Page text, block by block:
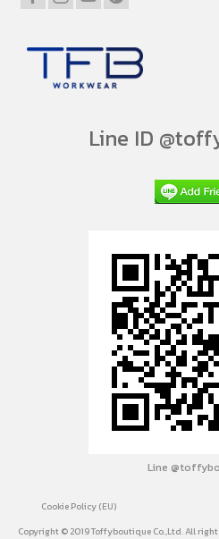
Line ID
Line
Cookie Policy (EU)
Copyright © 2019 Toffyboutique Co.,Ltd. All